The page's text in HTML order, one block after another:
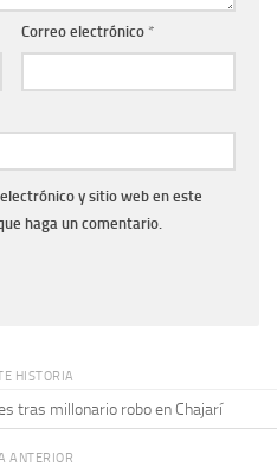
Correo electrónico *
y sitio web en este
haga un comentario.
HISTORIA
tras millonario robo en Chajarí
ANTERIOR